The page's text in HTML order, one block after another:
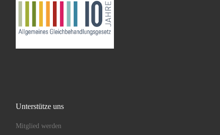
Unterstütze uns
Mitglied werden